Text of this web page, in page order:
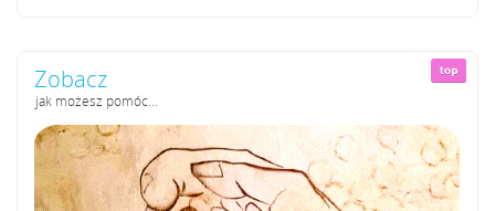
Zobacz
jak możesz pomóc...